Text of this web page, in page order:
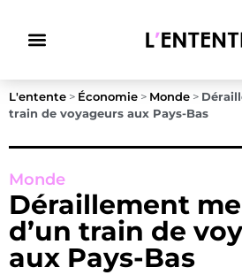
L'entente > Économie > Monde >
train de voyageurs aux Pays-Bas
Monde
Déraillement
d’un train de
aux Pays-Bas